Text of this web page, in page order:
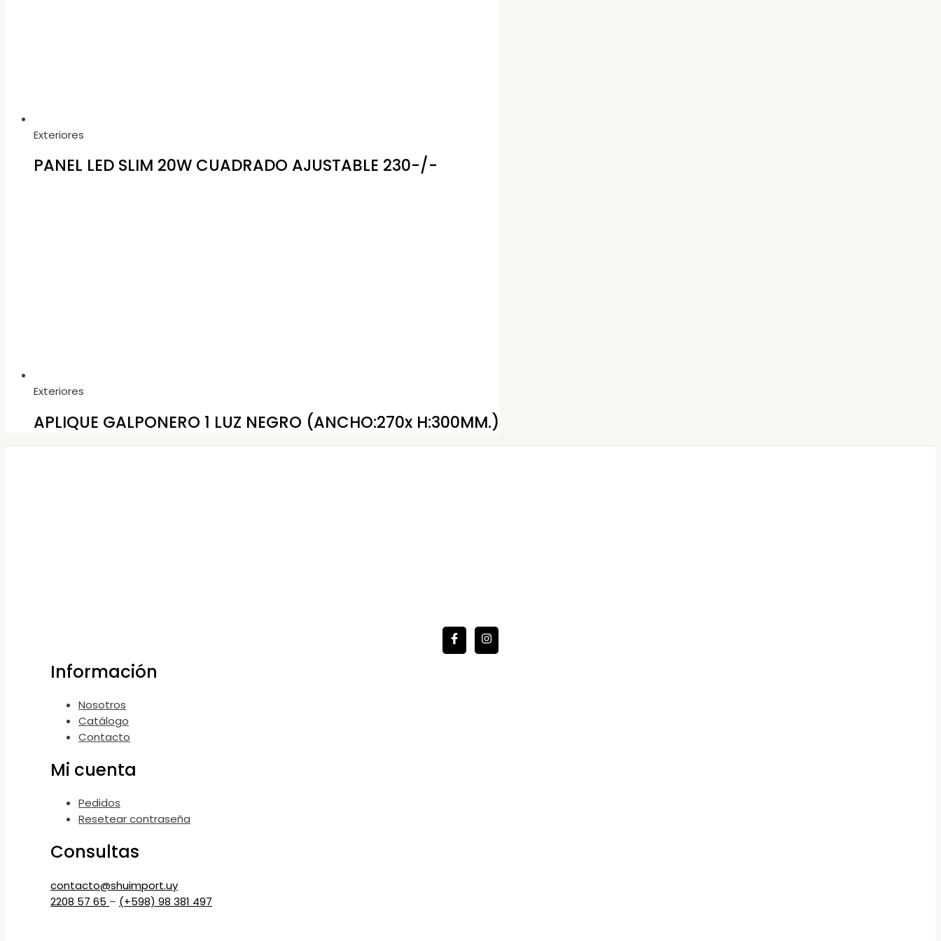
Exteriores
PANEL LED SLIM 20W CUADRADO AJUSTABLE 230-/-
Exteriores
APLIQUE GALPONERO 1 LUZ NEGRO (ANCHO:270x H:300MM.)
Información
Nosotros
Catálogo
Contacto
Mi cuenta
Pedidos
Resetear contraseña
Consultas
contacto@shuimport.uy
2208 57 65 – (+598) 98 381 497